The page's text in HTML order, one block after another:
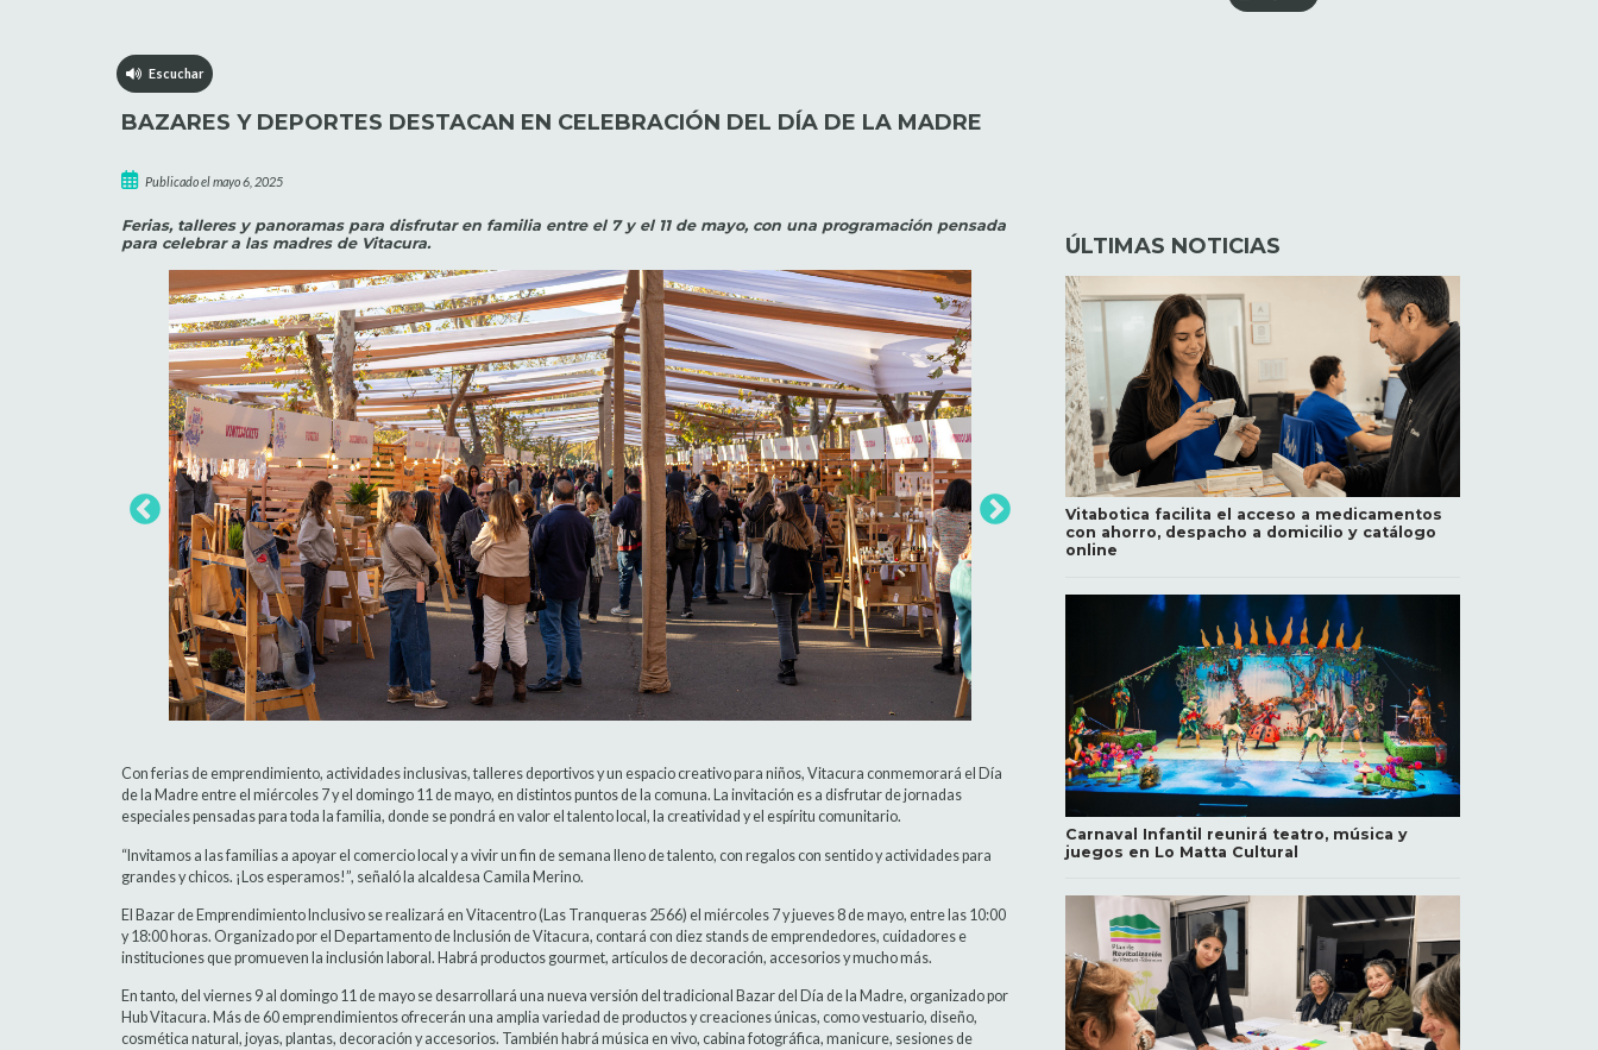
Escuchar
BAZARES Y DEPORTES DESTACAN EN CELEBRACIÓN DEL DÍA DE LA MADRE
Publicado el mayo 6, 2025
Ferias, talleres y panoramas para disfrutar en familia entre el 7 y el 11 de mayo, con una programación pensada
para celebrar a las madres de Vitacura.
Con ferias de emprendimiento, actividades inclusivas, talleres deportivos y un espacio creativo para niños, Vitacura conmemorará el Día
de la Madre entre el miércoles 7 y el domingo 11 de mayo, en distintos puntos de la comuna. La invitación es a disfrutar de jornadas
especiales pensadas para toda la familia, donde se pondrá en valor el talento local, la creatividad y el espíritu comunitario.
“Invitamos a las familias a apoyar el comercio local y a vivir un fin de semana lleno de talento, con regalos con sentido y actividades para
grandes y chicos. ¡Los esperamos!”, señaló la alcaldesa Camila Merino.
El Bazar de Emprendimiento Inclusivo se realizará en Vitacentro (Las Tranqueras 2566) el miércoles 7 y jueves 8 de mayo, entre las 10:00
y 18:00 horas. Organizado por el Departamento de Inclusión de Vitacura, contará con diez stands de emprendedores, cuidadores e
instituciones que promueven la inclusión laboral. Habrá productos gourmet, artículos de decoración, accesorios y mucho más.
En tanto, del viernes 9 al domingo 11 de mayo se desarrollará una nueva versión del tradicional Bazar del Día de la Madre, organizado por
Hub Vitacura. Más de 60 emprendimientos ofrecerán una amplia variedad de productos y creaciones únicas, como vestuario, diseño,
cosmética natural, joyas, plantas, decoración y accesorios. También habrá música en vivo, cabina fotográfica, manicure, sesiones de
ÚLTIMAS NOTICIAS
Vitabotica facilita el acceso a medicamentos
con ahorro, despacho a domicilio y catálogo
online
Carnaval Infantil reunirá teatro, música y
juegos en Lo Matta Cultural